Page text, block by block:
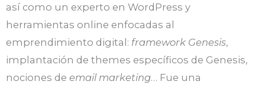
así como un experto en WordPress y
herramientas online enfocadas al
emprendimiento digital: framework Genesis,
implantación de themes específicos de Genesis,
nociones de email marketing… Fue una